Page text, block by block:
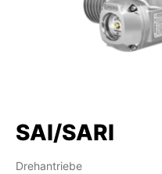
SAI/SARI
Drehantriebe